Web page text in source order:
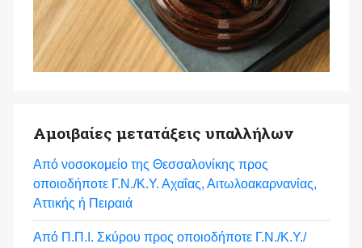
Αμοιβαίες μετατάξεις υπαλλήλων
Από νοσοκομείο της Θεσσαλονίκης προς
οποιοδήποτε Γ.Ν./Κ.Υ. Αχαΐας, Αιτωλοακαρνανίας,
Αττικής ή Πειραιά
Από Π.Π.Ι. Σκύρου προς οποιοδήποτε Γ.Ν./Κ.Υ./